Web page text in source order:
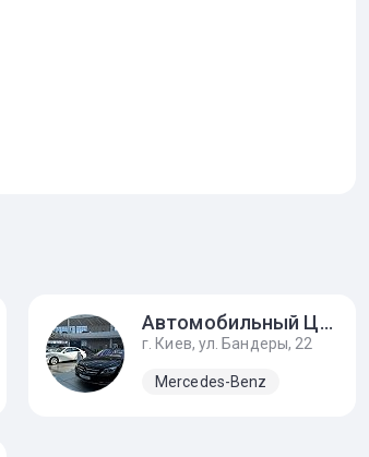
Автомобильный Центр Киев
г. Киев, ул. Бандеры, 22
Mercedes-Benz